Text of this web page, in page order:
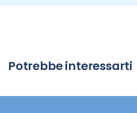
Potrebbe interessarti